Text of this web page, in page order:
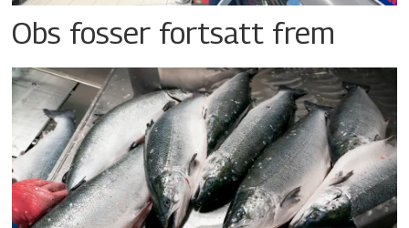
Obs fosser fortsatt frem